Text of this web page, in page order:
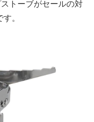
トーブがセールの対
。